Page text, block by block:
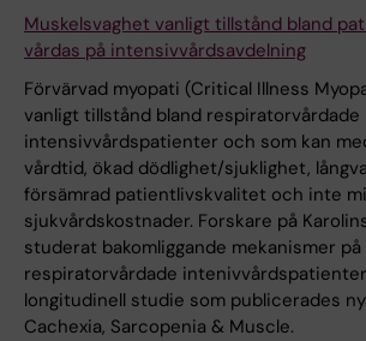
Muskelsvaghet vanligt tillstånd bland
vårdas på intensivvårdsavdelning
Förvärvad myopati (Critical Illness
vanligt tillstånd bland respiratorvårdade
intensivvårdspatienter och som kan
vårdtid, ökad dödlighet/sjuklighet,
försämrad patientlivskvalitet och inte
sjukvårdskostnader. Forskare på
studerat bakomliggande mekanismer på
respiratorvårdade
longitudinell studie som publicerades
Cachexia, Sarcopenia & Muscle.